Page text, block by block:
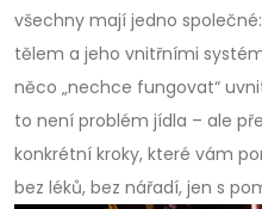
všechny mají jedno
tělem a jeho vnitřními
něco „nechce fungovat“
to není problém jídla – ale
konkrétní kroky, které vám
bez léků, bez nářadí, jen s